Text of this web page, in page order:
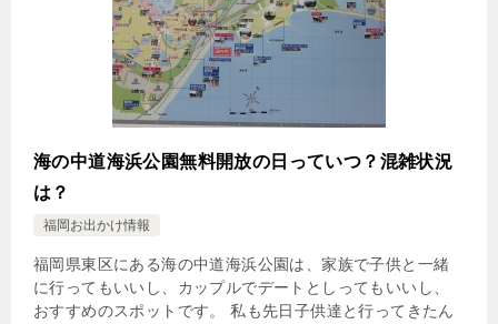
海の中道海浜公園無料開放の日っていつ？混雑状況
は？
福岡お出かけ情報
福岡県東区にある海の中道海浜公園は、家族で子供と一緒
に行ってもいいし、カップルでデートとしってもいいし、
おすすめのスポットです。 私も先日子供達と行ってきたん